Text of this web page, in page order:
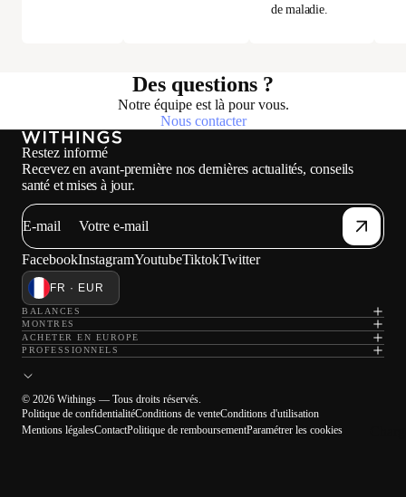
de maladie.
Des questions ?
Notre équipe est là pour vous.
Nous contacter
Restez informé
Recevez en avant-première nos dernières actualités, conseils
santé et mises à jour.
E-mail
FacebookInstagramYoutubeTiktokTwitter
FR · EUR
BALANCES
MONTRES
ACHETER EN EUROPE
PROFESSIONNELS
© 2026 Withings — Tous droits réservés.
Politique de confidentialitéConditions de venteConditions d'utilisation
Mentions légalesContactPolitique de remboursementParamétrer les cookies